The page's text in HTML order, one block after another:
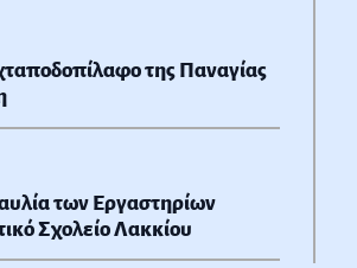
της Παναγίας
των Εργαστηρίων
Σχολείο Λακκίου